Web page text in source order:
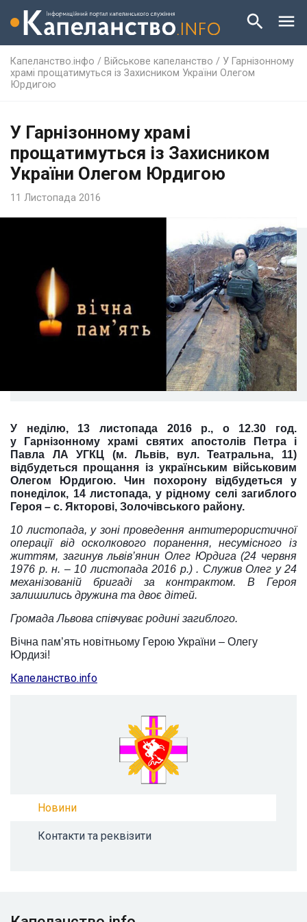
Капеланство.інфо / Військове капеланство / У Гарнізонному
храмі прощатимуться із Захисником України Олегом
Юрдигою
У Гарнізонному храмі
прощатимуться із Захисником
України Олегом Юрдигою
11 Листопада 2016
У неділю, 13 листопада 2016 р., о 12.30 год.
у Гарнізонному храмі святих апостолів Петра і
Павла ЛА УГКЦ (м. Львів, вул. Театральна, 11)
відбудеться прощання із українським військовим
Олегом Юрдигою. Чин похорону відбудеться у
понеділок, 14 листопада, у рідному селі загиблого
Героя – с. Якторові, Золочівського району.
10 листопада, у зоні проведення антитерористичної
операції від осколкового поранення, несумісного із
життям, загинув львів’янин Олег Юрдига(24 червня
1976 р. н. – 10 листопада 2016 р.) . Служив Олег у 24
механізованій бригаді за контрактом. В Героя
залишились дружина та двоє дітей.
Громада Львова співчуває родині загиблого.
Вічна пам’ять новітньому Герою України – Олегу
Юрдизі!
Капеланство.info
Новини
Контакти та реквізити